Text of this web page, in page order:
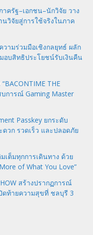
าครัฐ–เอกชน–นักวิจัย วาง
วิจัยสู่การใช้จริงในภาค
ามร่วมมือเชิงกลยุทธ์ ผลัก
อบสิทธิประโยชน์รับเงินคืน
THE
การณ์ Gaming Master
Passkey ยกระดับ
วก รวดเร็ว และปลอดภัย
ต็มทุกการเดินทาง ด้วย
of What You Love”
สร้างปรากฏการณ์
ดท้ายความสุขที่ ชลบุรี 3